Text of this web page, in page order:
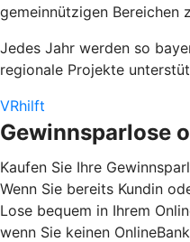
gemeinnützigen Bereichen
Jedes Jahr werden so
regionale Projekte
VRhilft
Gewinnsparlose
Kaufen Sie Ihre
Wenn Sie bereits Kundin
Lose bequem in Ihrem
wenn Sie keinen